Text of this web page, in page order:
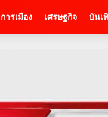
การเมือง เศรษฐกิจ บันเ